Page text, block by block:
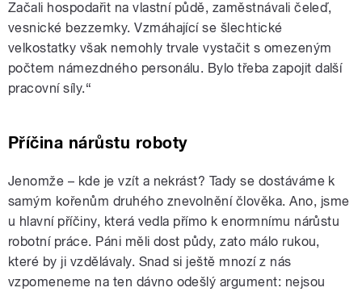
Začali hospodařit na vlastní půdě, zaměstnávali čeleď,
vesnické bezzemky. Vzmáhající se šlechtické
velkostatky však nemohly trvale vystačit s omezeným
počtem námezdného personálu. Bylo třeba zapojit další
pracovní síly.“
Příčina nárůstu roboty
Jenomže – kde je vzít a nekrást? Tady se dostáváme k
samým kořenům druhého znevolnění člověka. Ano, jsme
u hlavní příčiny, která vedla přímo k enormnímu nárůstu
robotní práce. Páni měli dost půdy, zato málo rukou,
které by ji vzdělávaly. Snad si ještě mnozí z nás
vzpomeneme na ten dávno odešlý argument: nejsou